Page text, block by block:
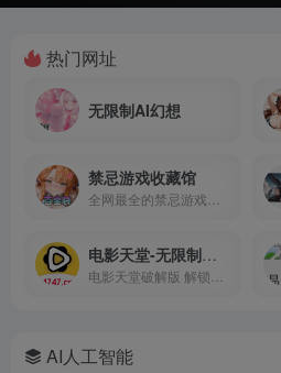
热门网址
无限制AI幻想
禁忌游戏收藏馆
电影天堂-无限制版本
AI人工智能